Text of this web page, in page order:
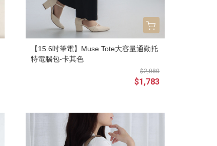
【15.6吋筆電】Muse Tote大容量通勤托
特電腦包-卡其色
$2,080
$1,783